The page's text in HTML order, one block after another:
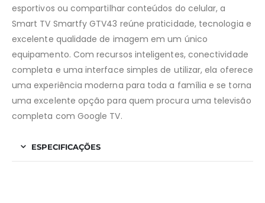
esportivos ou compartilhar conteúdos do celular, a
Smart TV Smartfy GTV43 reúne praticidade, tecnologia e
excelente qualidade de imagem em um único
equipamento. Com recursos inteligentes, conectividade
completa e uma interface simples de utilizar, ela oferece
uma experiência moderna para toda a família e se torna
uma excelente opção para quem procura uma televisão
completa com Google TV.
ESPECIFICAÇÕES